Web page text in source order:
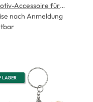
Accessoire für
Etui &
nach Anmeldung
LAGER